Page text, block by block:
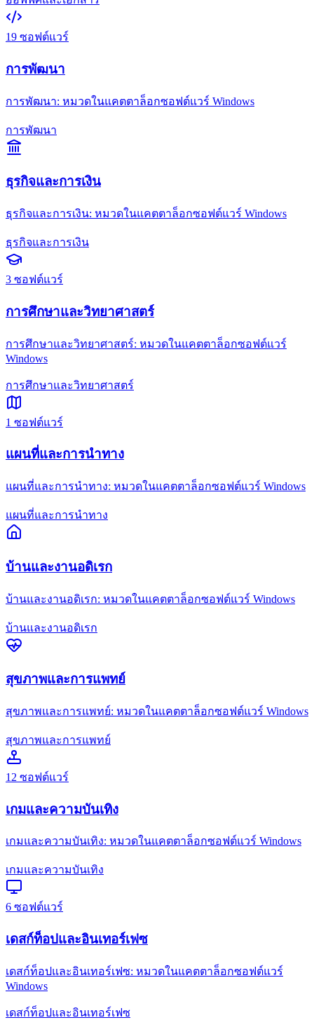
19 ซอฟต์แวร์
การพัฒนา
การพัฒนา: หมวดในแคตตาล็อกซอฟต์แวร์ Windows
การพัฒนา
ธุรกิจและการเงิน
ธุรกิจและการเงิน: หมวดในแคตตาล็อกซอฟต์แวร์ Windows
ธุรกิจและการเงิน
3 ซอฟต์แวร์
การศึกษาและวิทยาศาสตร์
การศึกษาและวิทยาศาสตร์: หมวดในแคตตาล็อกซอฟต์แวร์
Windows
การศึกษาและวิทยาศาสตร์
1 ซอฟต์แวร์
แผนที่และการนำทาง
แผนที่และการนำทาง: หมวดในแคตตาล็อกซอฟต์แวร์ Windows
แผนที่และการนำทาง
บ้านและงานอดิเรก
บ้านและงานอดิเรก: หมวดในแคตตาล็อกซอฟต์แวร์ Windows
บ้านและงานอดิเรก
สุขภาพและการแพทย์
สุขภาพและการแพทย์: หมวดในแคตตาล็อกซอฟต์แวร์ Windows
สุขภาพและการแพทย์
12 ซอฟต์แวร์
เกมและความบันเทิง
เกมและความบันเทิง: หมวดในแคตตาล็อกซอฟต์แวร์ Windows
เกมและความบันเทิง
6 ซอฟต์แวร์
เดสก์ท็อปและอินเทอร์เฟซ
เดสก์ท็อปและอินเทอร์เฟซ: หมวดในแคตตาล็อกซอฟต์แวร์
Windows
เดสก์ท็อปและอินเทอร์เฟซ